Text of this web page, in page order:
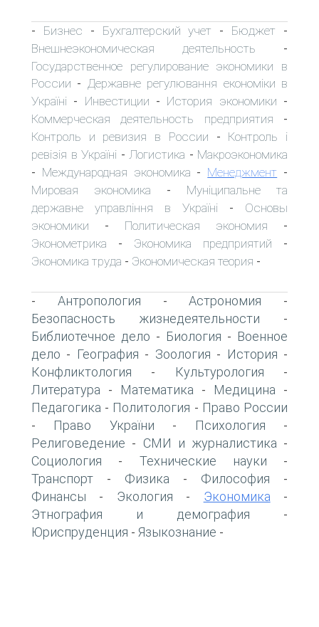
- Бизнес - Бухгалтерский учет - Бюджет -
Внешнеэкономическая деятельность -
Государственное регулирование экономики в
России - Державне регулювання економіки в
Україні - Инвестиции - История экономики -
Коммерческая деятельность предприятия -
Контроль и ревизия в России - Контроль і
ревізія в Україні - Логистика - Макроэкономика
- Международная экономика - Менеджмент -
Мировая экономика - Муніципальне та
державне управління в Україні - Основы
экономики - Политическая экономия -
Эконометрика - Экономика предприятий -
Экономика труда - Экономическая теория -
- Антропология -Астрономия -
Безопасность жизнедеятельности -
Библиотечное дело - Биология - Военное
дело - География - Зоология - История -
Конфликтология - Культурология -
Литература - Математика - Медицина -
Педагогика - Политология - Право России
- Право України - Психология -
Религоведение - СМИ и журналистика -
Социология - Технические науки -
Транспорт - Физика - Философия -
Финансы - Экология - Экономика -
Этнография и демография -
Юриспруденция - Языкознание -